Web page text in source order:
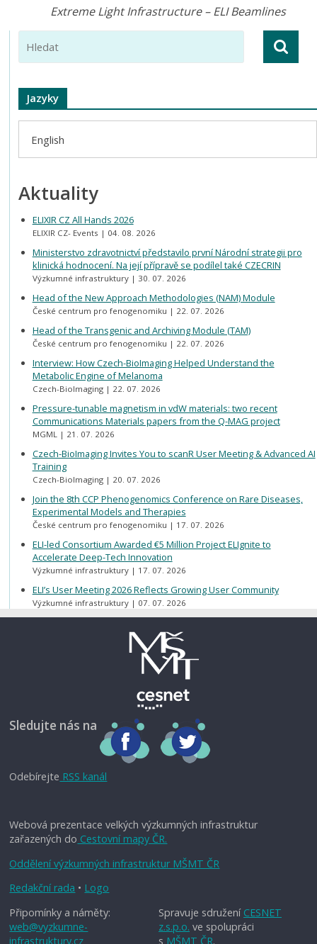
Extreme Light Infrastructure – ELI Beamlines
Jazyky
English
Aktuality
ELIXIR CZ All Hands 2026
ELIXIR CZ- Events 04. 08. 2026
Ministerstvo zdravotnictví představilo první Národní strategii pro
klinická hodnocení. Na její přípravě se podílel také CZECRIN
Výzkumné infrastruktury 30. 07. 2026
Head of the New Approach Methodologies (NAM) Module
České centrum pro fenogenomiku 22. 07. 2026
Head of the Transgenic and Archiving Module (TAM)
České centrum pro fenogenomiku 22. 07. 2026
Interview: How Czech-BioImaging Helped Understand the
Metabolic Engine of Melanoma
Czech-BioImaging 22. 07. 2026
Pressure-tunable magnetism in vdW materials: two recent
Communications Materials papers from the Q-MAG project
MGML 21. 07. 2026
Czech-BioImaging Invites You to scanR User Meeting & Advanced AI
Training
Czech-BioImaging 20. 07. 2026
Join the 8th CCP Phenogenomics Conference on Rare Diseases,
Experimental Models and Therapies
České centrum pro fenogenomiku 17. 07. 2026
ELI-led Consortium Awarded €5 Million Project ELIgnite to
Accelerate Deep-Tech Innovation
Výzkumné infrastruktury 17. 07. 2026
ELI’s User Meeting 2026 Reflects Growing User Community
Výzkumné infrastruktury 07. 07. 2026
Sledujte nás na
Odebírejte RSS kanál
Webová prezentace velkých výzkumných infrastruktur
zařazených do Cestovní mapy ČR.
Oddělení výzkumných infrastruktur MŠMT ČR
Redakční rada • Logo
Spravuje sdružení CESNET
z.s.p.o. ve spolupráci
s MŠMT ČR.
Připomínky a náměty:
web@vyzkumne-
infrastruktury.cz